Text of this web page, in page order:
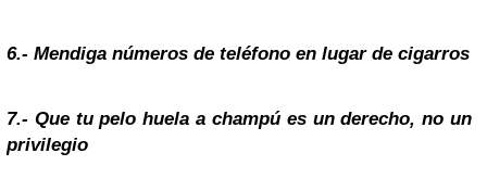
6.- Mendiga números de teléfono en lugar de cigarros
7.- Que tu pelo huela a champú es un derecho, no un
privilegio